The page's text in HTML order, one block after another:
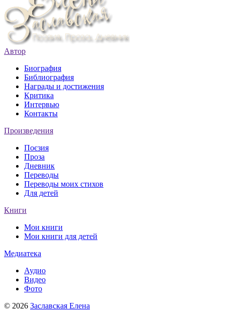
Автор
Биография
Библиография
Награды и достижения
Критика
Интервью
Контакты
Произведения
Поєзия
Проза
Дневник
Переводы
Переводы моих стихов
Для детей
Книги
Мои книги
Мои книги для детей
Медиатека
Аудио
Видео
Фото
© 2026 Заславская Елена